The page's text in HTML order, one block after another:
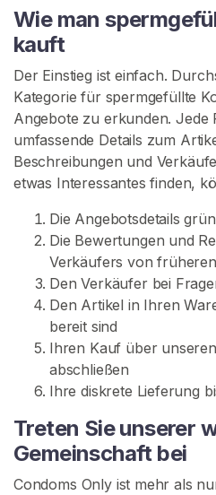
Wie man
kauft
Der Einstieg ist einfach.
Kategorie für spermgefüllte
Angebote zu erkunden. Jede
umfassende Details zum
Beschreibungen und
etwas Interessantes finden,
Die Angebotsdetails
Die Bewertungen und
Verkäufers von
Den Verkäufer bei
Den Artikel in Ihren
bereit sind
Ihren Kauf über
abschließen
Ihre diskrete Lieferung
Treten Sie unserer
Gemeinschaft bei
Condoms Only ist mehr als
t
/
S
u
p
p
o
r
t